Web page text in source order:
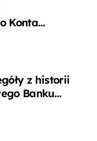
Konta
z historii
Banku
mogłeś nie